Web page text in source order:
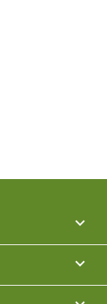

